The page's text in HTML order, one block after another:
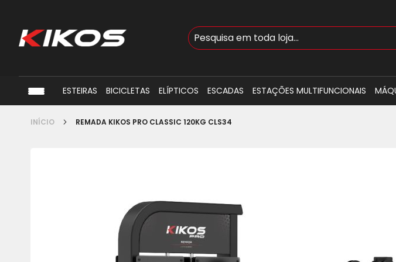
Busca
ESTEIRAS BICICLETAS ELÍPTICOS ESCADAS ESTAÇÕES MULTIFUNCIONAIS
INÍCIO REMADA KIKOS PRO CLASSIC 120KG CLS34